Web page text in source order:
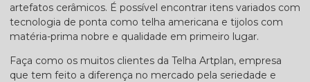
artefatos cerâmicos. É possível encontrar itens variados com
tecnologia de ponta como telha americana e tijolos com
matéria-prima nobre e qualidade em primeiro lugar.
Faça como os muitos clientes da Telha Artplan, empresa
que tem feito a diferença no mercado pela seriedade e